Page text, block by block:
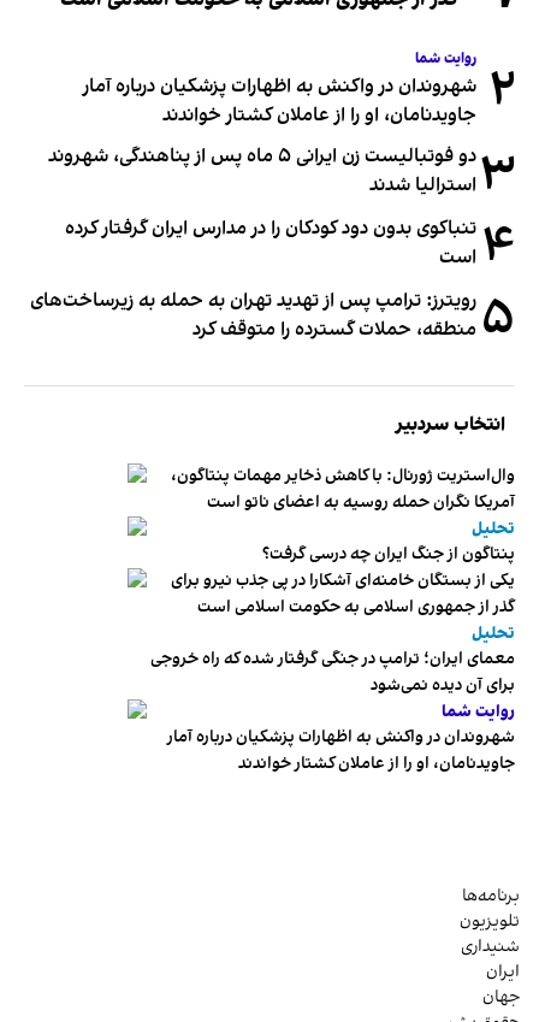
۲ روایت شما
شهروندان در واکنش به اظهارات پزشکیان درباره آمار
جاویدنامان، او را از عاملان کشتار خواندند
۳
دو فوتبالیست زن ایرانی ۵ ماه پس از پناهندگی، شهروند
استرالیا شدند
۴ تنباکوی بدون دود کودکان را در مدارس ایران گرفتار کرده
است
۵ رویترز: ترامپ پس از تهدید تهران به حمله به زیرساخت‌های
منطقه، حملات گسترده را متوقف کرد
انتخاب سردبیر
وال‌استریت ژورنال: با کاهش ذخایر مهمات پنتاگون،
آمریکا نگران حمله روسیه به اعضای ناتو‌ است
تحلیل
پنتاگون از جنگ ایران چه درسی گرفت؟
یکی از بستگان خامنه‌ای آشکارا در پی جذب نیرو برای
گذر از جمهوری اسلامی به حکومت اسلامی است
تحلیل
معمای ایران؛ ترامپ در جنگی گرفتار شده که راه خروجی
برای آن دیده نمی‌شود
روایت شما
شهروندان در واکنش به اظهارات پزشکیان درباره آمار
جاویدنامان، او را از عاملان کشتار خواندند
برنامه‌ها
تلویزیون
شنیداری
ایران
جهان